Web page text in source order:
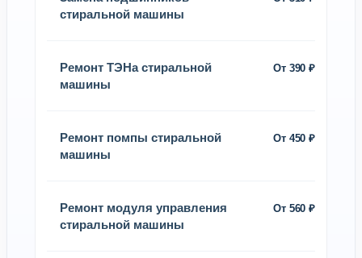
стиральной машины
Ремонт ТЭНа стиральной
машины
От 390 ₽
Ремонт помпы стиральной
машины
От 450 ₽
Ремонт модуля управления
стиральной машины
От 560 ₽